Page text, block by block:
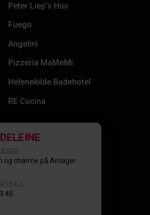
Peter Liep's Hus
Fuego
Angelini
Pizzeria MaMeMi
Helenekilde Badehotel
RE Cucina
og charme på Amager
I DAG